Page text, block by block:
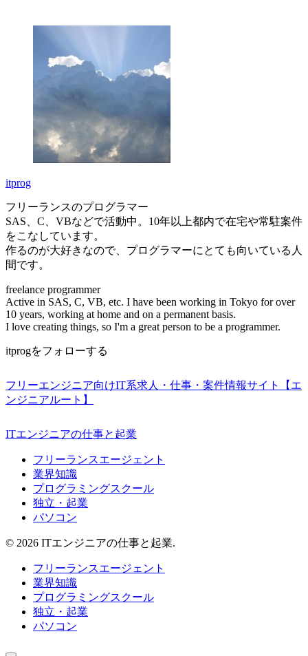
itprog
フリーランスのプログラマー
SAS、C、VBなどで活動中。10年以上都内で在宅や常駐案件
をこなしています。
作るのが大好きなので、プログラマーにとても向いている人
間です。
freelance programmer
Active in SAS, C, VB, etc. I have been working in Tokyo for over
10 years, working at home and on a permanent basis.
I love creating things, so I'm a great person to be a programmer.
itprogをフォローする
フリーエンジニア向けIT系求人・仕事・案件情報サイト【エ
ンジニアルート】
ITエンジニアの仕事と起業
フリーランスエージェント
業界知識
プログラミングスクール
独立・起業
パソコン
© 2026 ITエンジニアの仕事と起業.
フリーランスエージェント
業界知識
プログラミングスクール
独立・起業
パソコン